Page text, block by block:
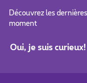
Découvrez les
moment
Oui, je suis curieux!